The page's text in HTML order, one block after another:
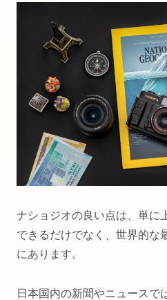
ナショジオの良い点は、単に
できるだけでなく、世界的な
にあります。
日本国内の新聞やニュースで